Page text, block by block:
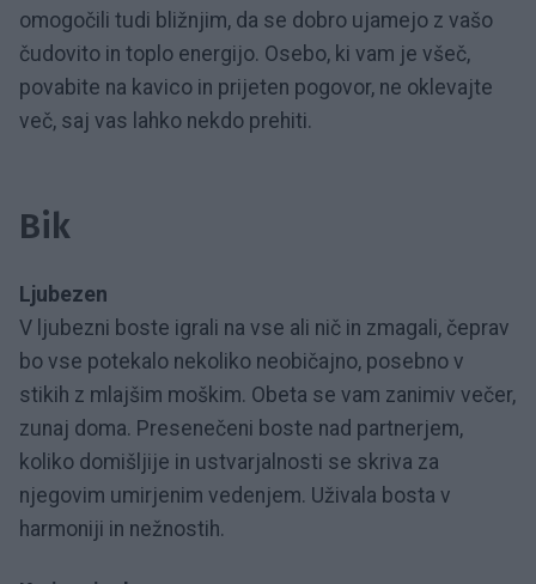
omogočili tudi bližnjim, da se dobro ujamejo z vašo
čudovito in toplo energijo. Osebo, ki vam je všeč,
povabite na kavico in prijeten pogovor, ne oklevajte
več, saj vas lahko nekdo prehiti.
Bik
Ljubezen
V ljubezni boste igrali na vse ali nič in zmagali, čeprav
bo vse potekalo nekoliko neobičajno, posebno v
stikih z mlajšim moškim. Obeta se vam zanimiv večer,
zunaj doma. Presenečeni boste nad partnerjem,
koliko domišljije in ustvarjalnosti se skriva za
njegovim umirjenim vedenjem. Uživala bosta v
harmoniji in nežnostih.